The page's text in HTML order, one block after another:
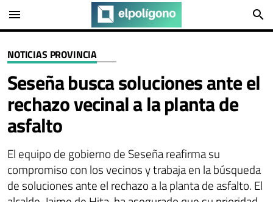
menu search
NOTICIAS PROVINCIA
Seseña busca soluciones ante el
rechazo vecinal a la planta de
asfalto
El equipo de gobierno de Seseña reafirma su
compromiso con los vecinos y trabaja en la búsqueda
de soluciones ante el rechazo a la planta de asfalto. El